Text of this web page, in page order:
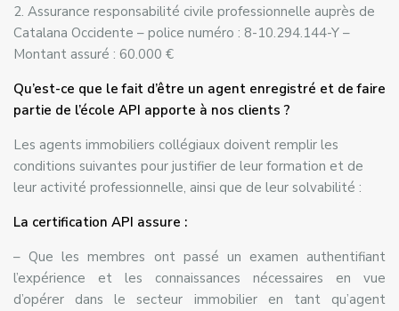
2. Assurance responsabilité civile professionnelle auprès de
Catalana Occidente – police numéro : 8-10.294.144-Y –
Montant assuré : 60.000 €
Qu’est-ce que le fait d’être un agent enregistré et de faire
partie de l’école API apporte à nos clients ?
Les agents immobiliers collégiaux doivent remplir les
conditions suivantes pour justifier de leur formation et de
leur activité professionnelle, ainsi que de leur solvabilité :
La certification API assure :
– Que les membres ont passé un examen authentifiant
l’expérience et les connaissances nécessaires en vue
d’opérer dans le secteur immobilier en tant qu’agent